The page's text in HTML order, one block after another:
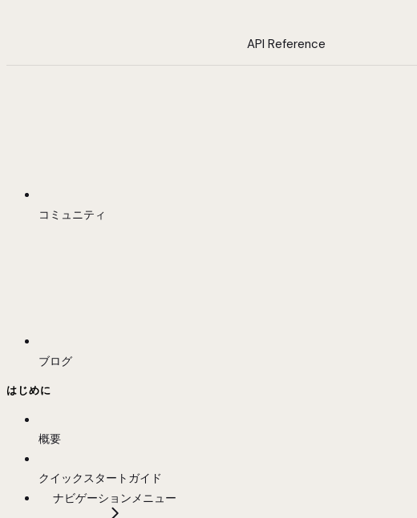
API Reference
コミュニティ
ブログ
はじめに
概要
クイックスタートガイド
ナビゲーションメニュー